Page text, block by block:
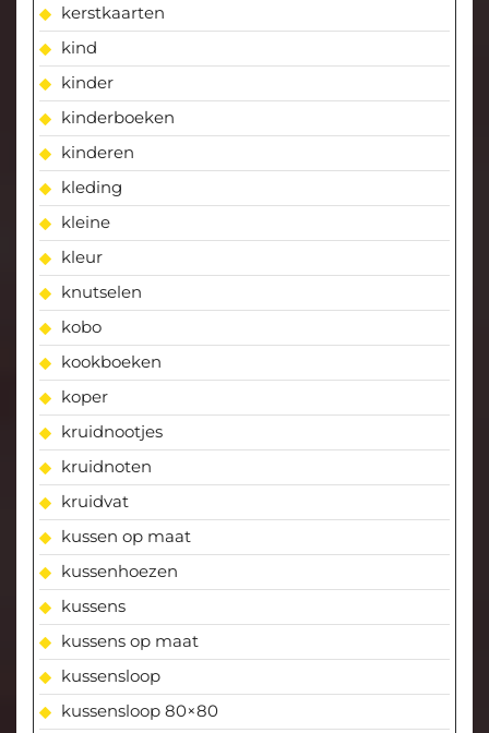
kerstkaarten
kind
kinder
kinderboeken
kinderen
kleding
kleine
kleur
knutselen
kobo
kookboeken
koper
kruidnootjes
kruidnoten
kruidvat
kussen op maat
kussenhoezen
kussens
kussens op maat
kussensloop
kussensloop 80×80